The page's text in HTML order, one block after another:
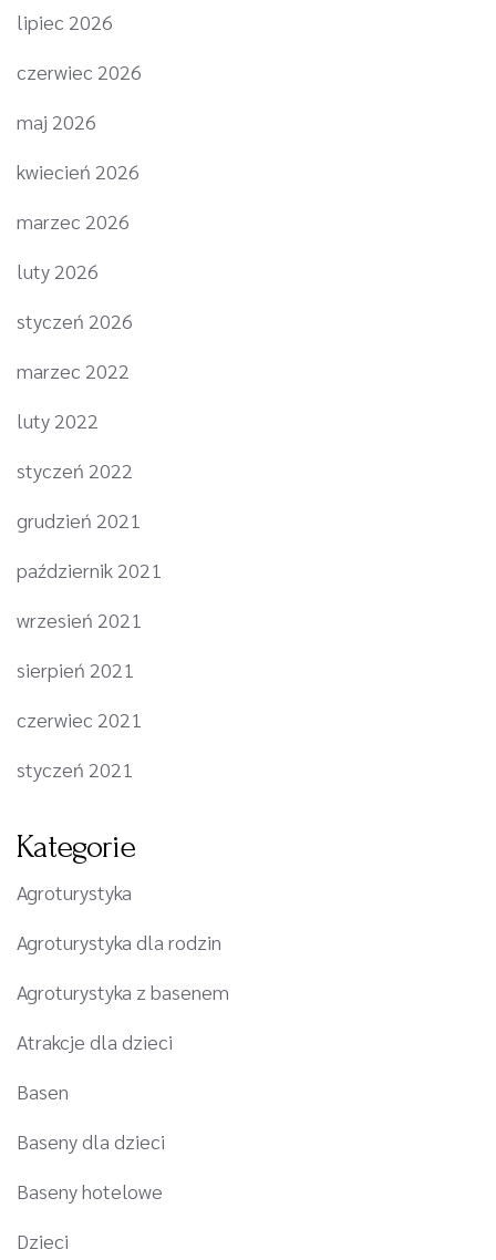
lipiec 2026
czerwiec 2026
maj 2026
kwiecień 2026
marzec 2026
luty 2026
styczeń 2026
marzec 2022
luty 2022
styczeń 2022
grudzień 2021
październik 2021
wrzesień 2021
sierpień 2021
czerwiec 2021
styczeń 2021
Kategorie
Agroturystyka
Agroturystyka dla rodzin
Agroturystyka z basenem
Atrakcje dla dzieci
Basen
Baseny dla dzieci
Baseny hotelowe
Dzieci